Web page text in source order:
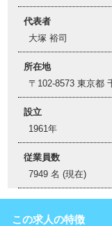
代表者
大塚 裕司
所在地
〒102-8573 東京都
設立
1961年
従業員数
7949 名 (現在)
この求人の特徴